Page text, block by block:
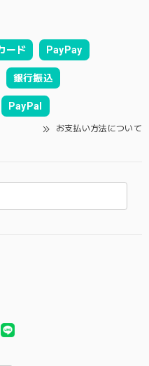
ード PayPay
銀行振込
PayPal
お支払い方法について